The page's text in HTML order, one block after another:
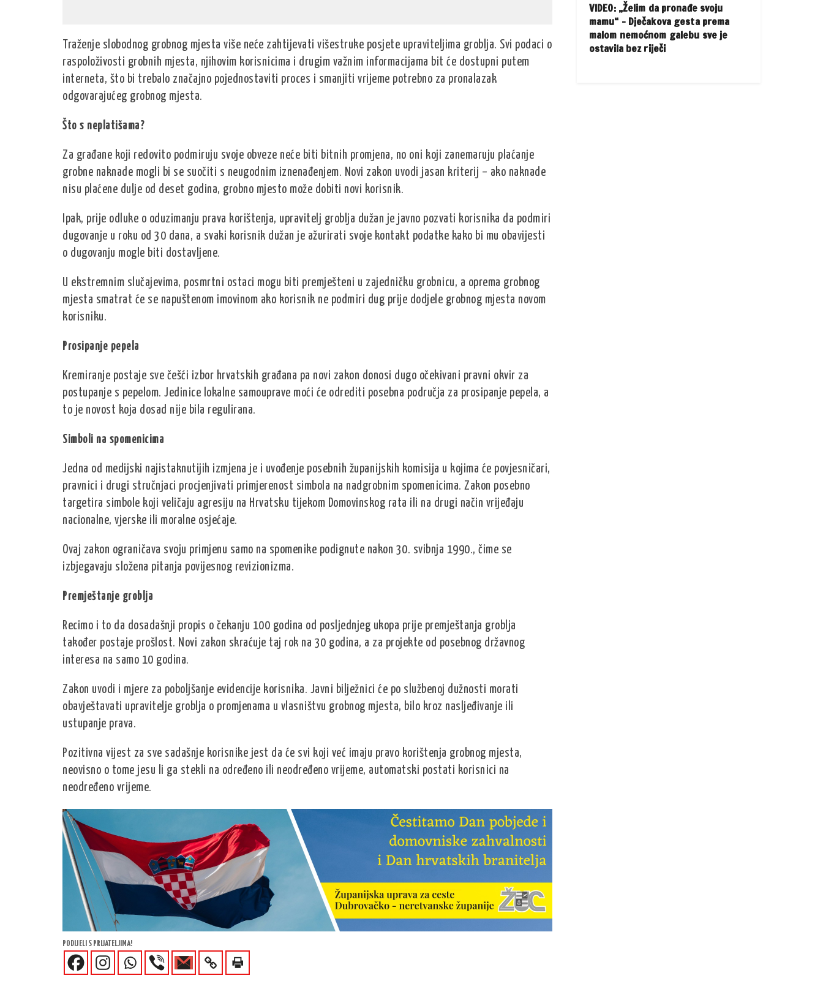
Traženje slobodnog grobnog mjesta više neće zahtijevati višestruke posjete upraviteljima groblja. Svi podaci o
raspoloživosti grobnih mjesta, njihovim korisnicima i drugim važnim informacijama bit će dostupni putem
interneta, što bi trebalo značajno pojednostaviti proces i smanjiti vrijeme potrebno za pronalazak
odgovarajućeg grobnog mjesta.
Što s neplatišama?
Za građane koji redovito podmiruju svoje obveze neće biti bitnih promjena, no oni koji zanemaruju plaćanje
grobne naknade mogli bi se suočiti s neugodnim iznenađenjem. Novi zakon uvodi jasan kriterij – ako naknade
nisu plaćene dulje od deset godina, grobno mjesto može dobiti novi korisnik.
Ipak, prije odluke o oduzimanju prava korištenja, upravitelj groblja dužan je javno pozvati korisnika da podmiri
dugovanje u roku od 30 dana, a svaki korisnik dužan je ažurirati svoje kontakt podatke kako bi mu obavijesti
o dugovanju mogle biti dostavljene.
U ekstremnim slučajevima, posmrtni ostaci mogu biti premješteni u zajedničku grobnicu, a oprema grobnog
mjesta smatrat će se napuštenom imovinom ako korisnik ne podmiri dug prije dodjele grobnog mjesta novom
korisniku.
Prosipanje pepela
Kremiranje postaje sve češći izbor hrvatskih građana pa novi zakon donosi dugo očekivani pravni okvir za
postupanje s pepelom. Jedinice lokalne samouprave moći će odrediti posebna područja za prosipanje pepela, a
to je novost koja dosad nije bila regulirana.
Simboli na spomenicima
Jedna od medijski najistaknutijih izmjena je i uvođenje posebnih županijskih komisija u kojima će povjesničari,
pravnici i drugi stručnjaci procjenjivati primjerenost simbola na nadgrobnim spomenicima. Zakon posebno
targetira simbole koji veličaju agresiju na Hrvatsku tijekom Domovinskog rata ili na drugi način vrijeđaju
nacionalne, vjerske ili moralne osjećaje.
Ovaj zakon ograničava svoju primjenu samo na spomenike podignute nakon 30. svibnja 1990., čime se
izbjegavaju složena pitanja povijesnog revizionizma.
Premještanje groblja
Recimo i to da dosadašnji propis o čekanju 100 godina od posljednjeg ukopa prije premještanja groblja
također postaje prošlost. Novi zakon skraćuje taj rok na 30 godina, a za projekte od posebnog državnog
interesa na samo 10 godina.
Zakon uvodi i mjere za poboljšanje evidencije korisnika. Javni bilježnici će po službenoj dužnosti morati
obavještavati upravitelje groblja o promjenama u vlasništvu grobnog mjesta, bilo kroz nasljeđivanje ili
ustupanje prava.
Pozitivna vijest za sve sadašnje korisnike jest da će svi koji već imaju pravo korištenja grobnog mjesta,
neovisno o tome jesu li ga stekli na određeno ili neodređeno vrijeme, automatski postati korisnici na
neodređeno vrijeme.
PODIJELI S PRIJATELJIMA!
VIDEO: „Želim da pronađe svoju
mamu“ – Dječakova gesta prema
malom nemoćnom galebu sve je
ostavila bez riječi